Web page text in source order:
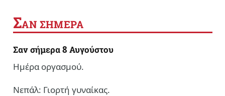
ΣΑΝ ΣΗΜΕΡΑ
Σαν σήμερα 8 Αυγούστου
Ημέρα οργασμού.
Νεπάλ: Γιορτή γυναίκας.